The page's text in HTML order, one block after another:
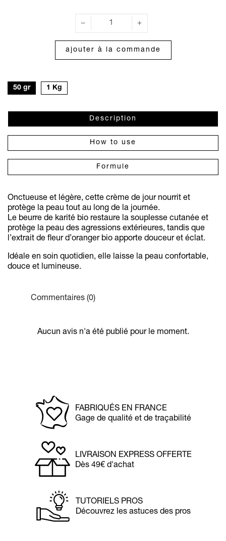
ajouter à la commande
50 gr 1 Kg
Description
How to use
Formule
Onctueuse et légère, cette crème de jour nourrit et
protège la peau tout au long de la journée.
Le beurre de karité bio restaure la souplesse cutanée et
protège la peau des agressions extérieures, tandis que
l’extrait de fleur d’oranger bio apporte douceur et éclat.
Idéale en soin quotidien, elle laisse la peau confortable,
douce et lumineuse.
Commentaires (0)
Aucun avis n'a été publié pour le moment.
FABRIQUÉS EN FRANCE
Gage de qualité et de traçabilité
LIVRAISON EXPRESS OFFERTE
Dès 49€ d'achat
TUTORIELS PROS
Découvrez les astuces des pros